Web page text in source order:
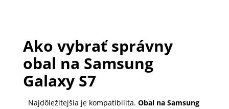
Ako vybrať správny
obal na Samsung
Galaxy S7
Najdôležitejšia je kompatibilita. Obal na Samsung